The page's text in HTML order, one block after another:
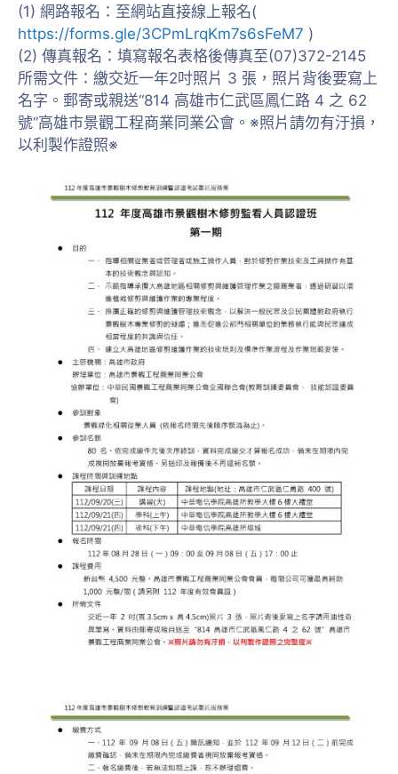
(1) 網路報名：至網站直接線上報名(
https://forms.gle/3CPmLrqKm7s6sFeM7 )
(2) 傳真報名：填寫報名表格後傳真至(07)372-2145
所需文件：繳交近一年2吋照片 3 張，照片背後要寫上
名字。郵寄或親送“814 高雄市仁武區鳳仁路 4 之 62
號”高雄市景觀工程商業同業公會。※照片請勿有汙損，
以利製作證照※